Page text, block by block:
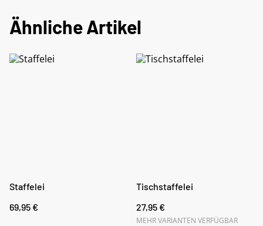
Ähnliche Artikel
Staffelei
69,95 €
Tischstaffelei
27,95 €
MEHR VARIANTEN VERFÜGBAR